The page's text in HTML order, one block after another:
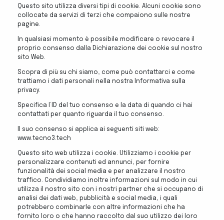
Questo sito utilizza diversi tipi di cookie. Alcuni cookie sono
collocate da servizi di terzi che compaiono sulle nostre
pagine.
In qualsiasi momento è possibile modificare o revocare il
proprio consenso dalla Dichiarazione dei cookie sul nostro
sito Web.
Scopra di più su chi siamo, come può contattarci e come
trattiamo i dati personali nella nostra Informativa sulla
privacy.
Specifica l’ID del tuo consenso e la data di quando ci hai
contattati per quanto riguarda il tuo consenso.
Il suo consenso si applica ai seguenti siti web:
www.tecno3.tech
Questo sito web utilizza i cookie. Utilizziamo i cookie per
personalizzare contenuti ed annunci, per fornire
funzionalità dei social media e per analizzare il nostro
traffico. Condividiamo inoltre informazioni sul modo in cui
utilizza il nostro sito con i nostri partner che si occupano di
analisi dei dati web, pubblicità e social media, i quali
potrebbero combinarle con altre informazioni che ha
fornito loro o che hanno raccolto dal suo utilizzo dei loro